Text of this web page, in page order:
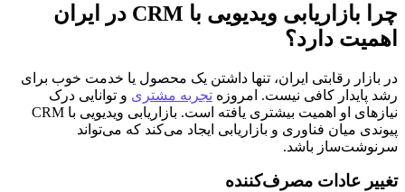
چرا بازاریابی ویدیویی با CRM در ایران
اهمیت دارد؟
در بازار رقابتی ایران، تنها داشتن یک محصول یا خدمت خوب برای
رشد پایدار کافی نیست. امروزه تجربه مشتری و توانایی درک
نیازهای او اهمیت بیشتری یافته است. بازاریابی ویدیویی با CRM
پیوندی میان فناوری و بازاریابی ایجاد می‌کند که می‌تواند
سرنوشت‌ساز باشد.
تغییر عادات مصرف‌کننده